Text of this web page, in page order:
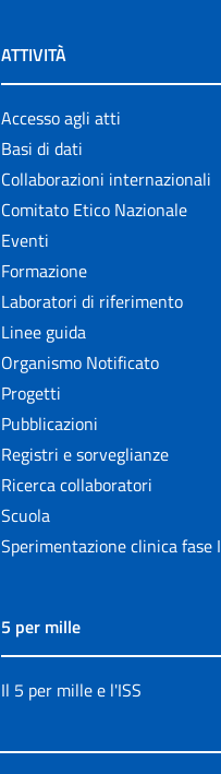
ATTIVITÀ
Accesso agli atti
Basi di dati
Collaborazioni internazionali
Comitato Etico Nazionale
Eventi
Formazione
Laboratori di riferimento
Linee guida
Organismo Notificato
Progetti
Pubblicazioni
Registri e sorveglianze
Ricerca collaboratori
Scuola
Sperimentazione clinica fase I
5 per mille
Il 5 per mille e l'ISS